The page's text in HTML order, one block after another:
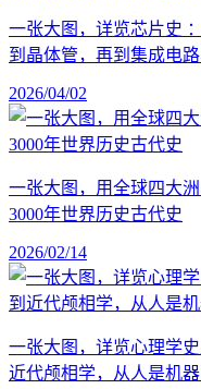
一张大图，详览芯片史
到晶体管，再到集成电
2026/04/02
一张大图，用全球四大
3000年世界历史古代史
2026/02/14
一张大图，详览心理学
近代颅相学，从人是机